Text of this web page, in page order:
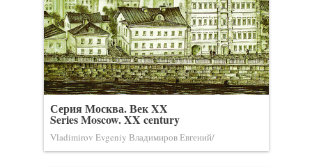
Серия Москва. Век XX
Series Moscow. XX century
Vladimirov Evgeniy Владимиров Евгений/